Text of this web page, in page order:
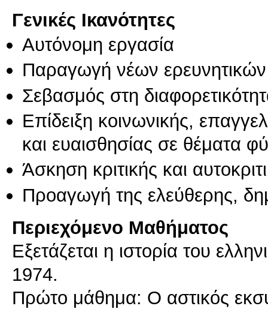
Γενικές Ικανότητες
Αυτόνομη εργασία
Παραγωγή νέων
Σεβασμός στη
Επίδειξη κοινωνικής,
και ευαισθησίας σε θέματα
Άσκηση κριτικής και
Προαγωγή της ελεύθερης,
Περιεχόμενο Μαθήματος
Εξετάζεται η ιστορία του
1974.
Πρώτο μάθημα: Ο αστικός